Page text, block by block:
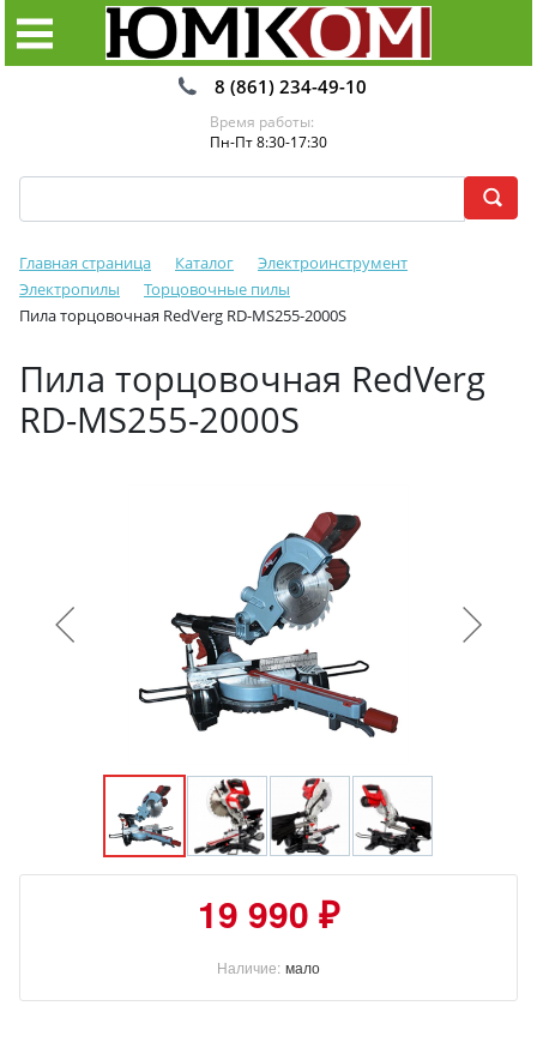
8 (861) 234-49-10
Время работы:
Пн-Пт 8:30-17:30
Главная страница Каталог
Электроинструмент
Электропилы
Торцовочные пилы
Пила торцовочная RedVerg RD-MS255-2000S
Пила торцовочная RedVerg
RD-MS255-2000S
19 990 ₽
Наличие: мало